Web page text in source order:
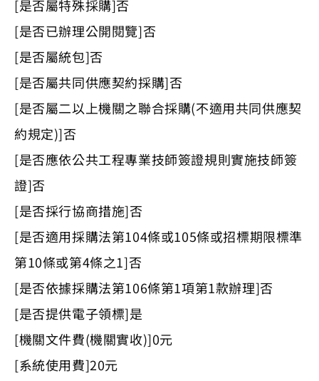
[是否屬特殊採購]否
[是否已辦理公開閱覽]否
[是否屬統包]否
[是否屬共同供應契約採購]否
[是否屬二以上機關之聯合採購(不適用共同供應契
約規定)]否
[是否應依公共工程專業技師簽證規則實施技師簽
證]否
[是否採行協商措施]否
[是否適用採購法第104條或105條或招標期限標準
第10條或第4條之1]否
[是否依據採購法第106條第1項第1款辦理]否
[是否提供電子領標]是
[機關文件費(機關實收)]0元
[系統使用費]20元